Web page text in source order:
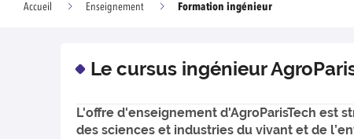
Accueil Enseignement Formation ingénieur
Le cursus ingénieur
L'offre d'enseignement d'AgroParisTech est
des sciences et industries du vivant et de